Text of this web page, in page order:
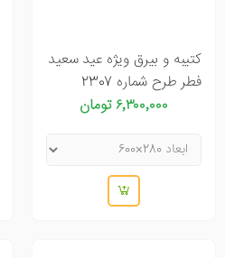
کتیبه و بیرق ویژه عید سعید
فطر طرح شماره 2307
۶٬۳۰۰٬۰۰۰ تومان